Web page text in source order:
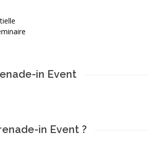
in Event
in Event ?